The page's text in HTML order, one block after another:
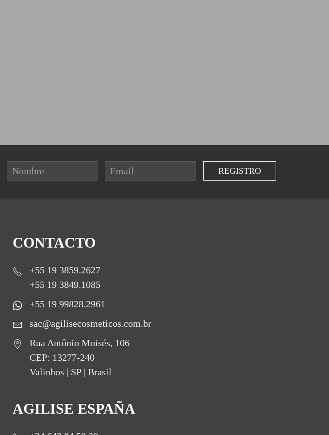
CONTACTO
+55 19 3859.2627
+55 19 3849.1085
+55 19 99828.2961
sac@agilisecosmeticos.com.br
Rua Antônio Moisés, 106
CEP: 13277-240
Valinhos | SP | Brasil
AGILISE ESPAÑA